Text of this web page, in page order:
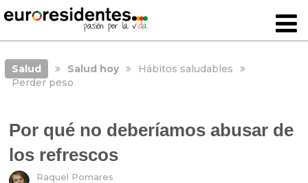
Salud Salud hoy
Hábitos saludables
Perder peso
Por qué no deberíamos abusar de
los refrescos
Raquel Pomares